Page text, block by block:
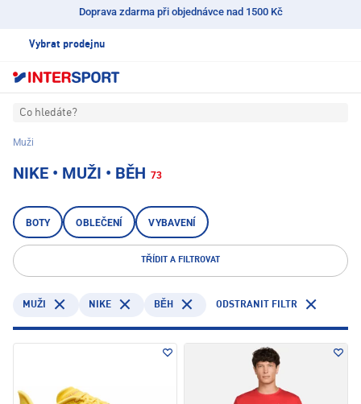
Doprava zdarma při objednávce nad 1500 Kč
Vybrat prodejnu
Co hledáte?
Muži
NIKE • MUŽI • BĚH 73
BOTY OBLEČENÍ VYBAVENÍ
TŘÍDIT A FILTROVAT
MUŽI NIKE BĚH ODSTRANIT FILTR